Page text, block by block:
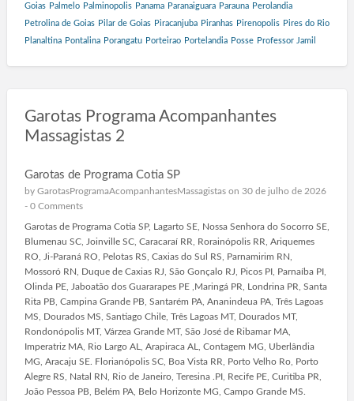
Goias Palmelo Palminopolis Panama Paranaiguara Parauna Perolandia
Petrolina de Goias Pilar de Goias Piracanjuba Piranhas Pirenopolis Pires do Rio
Planaltina Pontalina Porangatu Porteirao Portelandia Posse Professor Jamil
Garotas Programa Acompanhantes
Massagistas 2
Garotas de Programa Cotia SP
by GarotasProgramaAcompanhantesMassagistason 30 de julho de 2026
- 0 Comments
Garotas de Programa Cotia SP, Lagarto SE, Nossa Senhora do Socorro SE,
Blumenau SC, Joinville SC, Caracaraí RR, Rorainópolis RR, Ariquemes
RO, Ji-Paraná RO, Pelotas RS, Caxias do Sul RS, Parnamirim RN,
Mossoró RN, Duque de Caxias RJ, São Gonçalo RJ, Picos PI, Parnaíba PI,
Olinda PE, Jaboatão dos Guararapes PE ,Maringá PR, Londrina PR, Santa
Rita PB, Campina Grande PB, Santarém PA, Ananindeua PA, Três Lagoas
MS, Dourados MS, Santiago Chile, Três Lagoas MT, Dourados MT,
Rondonópolis MT, Várzea Grande MT, São José de Ribamar MA,
Imperatriz MA, Rio Largo AL, Arapiraca AL, Contagem MG, Uberlândia
MG, Aracaju SE. Florianópolis SC, Boa Vista RR, Porto Velho Ro, Porto
Alegre RS, Natal RN, Rio de Janeiro, Teresina .PI, Recife PE, Curitiba PR,
João Pessoa PB, Belém PA, Belo Horizonte MG, Campo Grande MS.